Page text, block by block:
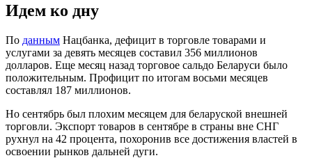
Идем ко дну
По данным Нацбанка, дефицит в торговле товарами и
услугами за девять месяцев составил 356 миллионов
долларов. Еще месяц назад торговое сальдо Беларуси было
положительным. Профицит по итогам восьми месяцев
составлял 187 миллионов.
Но сентябрь был плохим месяцем для беларуской внешней
торговли. Экспорт товаров в сентябре в страны вне СНГ
рухнул на 42 процента, похоронив все достижения властей в
освоении рынков дальней дуги.